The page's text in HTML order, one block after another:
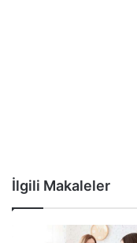
İlgili Makaleler